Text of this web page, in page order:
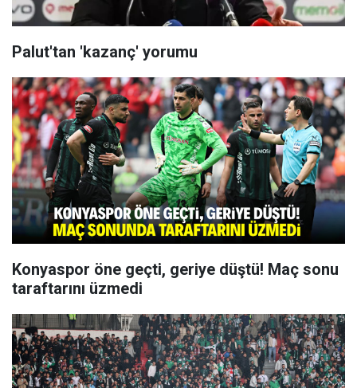
Palut'tan 'kazanç' yorumu
Konyaspor öne geçti, geriye düştü! Maç sonu
taraftarını üzmedi